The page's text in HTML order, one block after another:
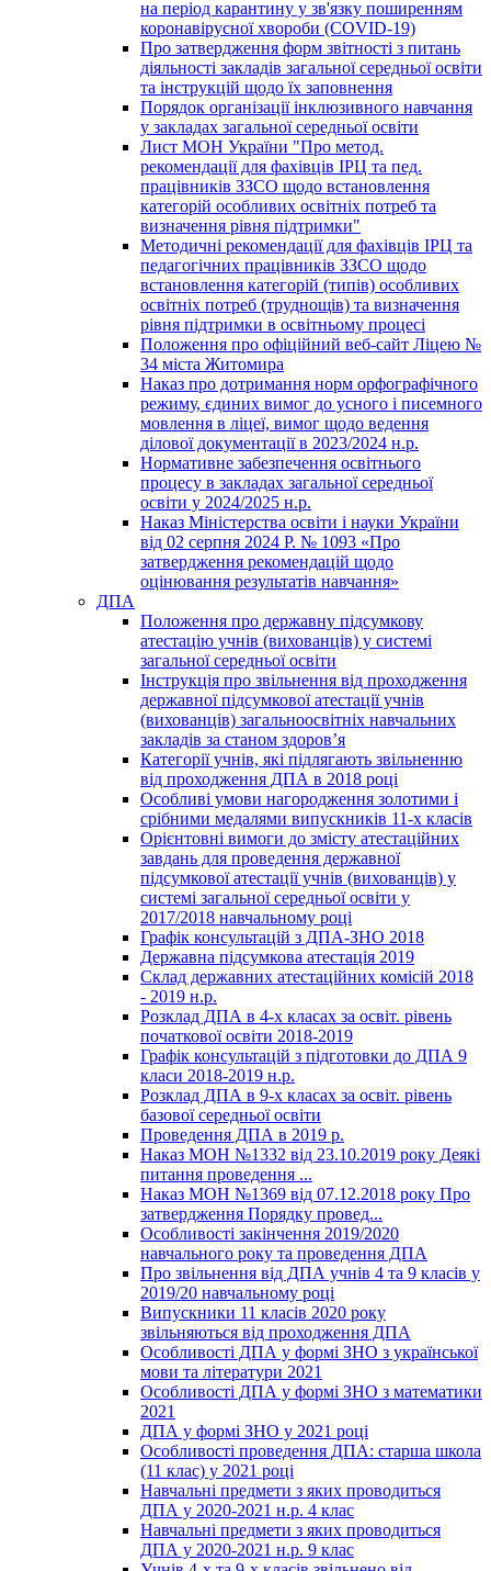
на період карантину у зв'язку поширенням
коронавірусної хвороби (COVID-19)
Про затвердження форм звітності з питань
діяльності закладів загальної середньої освіти
та інструкцій щодо їх заповнення
Порядок організації інклюзивного навчання
у закладах загальної середньої освіти
Лист МОН України "Про метод.
рекомендації для фахівців ІРЦ та пед.
працівників ЗЗСО щодо встановлення
категорій особливих освітніх потреб та
визначення рівня підтримки"
Методичні рекомендації для фахівців ІРЦ та
педагогічних працівників ЗЗСО щодо
встановлення категорій (типів) особливих
освітніх потреб (труднощів) та визначення
рівня підтримки в освітньому процесі
Положення про офіційний веб-сайт Ліцею №
34 міста Житомира
Наказ про дотримання норм орфографічного
режиму, єдиних вимог до усного і писемного
мовлення в ліцеї, вимог щодо ведення
ділової документації в 2023/2024 н.р.
Нормативне забезпечення освітнього
процесу в закладах загальної середньої
освіти у 2024/2025 н.р.
Наказ Міністерства освіти і науки України
від 02 серпня 2024 Р. № 1093 «Про
затвердження рекомендацій щодо
оцінювання результатів навчання»
ДПА
Положення про державну підсумкову
атестацію учнів (вихованців) у системі
загальної середньої освіти
Інструкція про звільнення від проходження
державної підсумкової атестації учнів
(вихованців) загальноосвітніх навчальних
закладів за станом здоров’я
Категорії учнів, які підлягають звільненню
від проходження ДПА в 2018 році
Особливі умови нагородження золотими і
срібними медалями випускників 11-х класів
Орієнтовні вимоги до змісту атестаційних
завдань для проведення державної
підсумкової атестації учнів (вихованців) у
системі загальної середньої освіти у
2017/2018 навчальному році
Графік консультацій з ДПА-ЗНО 2018
Державна підсумкова атестація 2019
Склад державних атестаційних комісій 2018
- 2019 н.р.
Розклад ДПА в 4-х класах за освіт. рівень
початкової освіти 2018-2019
Графік консультацій з підготовки до ДПА 9
класи 2018-2019 н.р.
Розклад ДПА в 9-х класах за освіт. рівень
базової середньої освіти
Проведення ДПА в 2019 р.
Наказ МОН №1332 від 23.10.2019 року Деякі
питання проведення ...
Наказ МОН №1369 від 07.12.2018 року Про
затвердження Порядку провед...
Особливості закінчення 2019/2020
навчального року та проведення ДПА
Про звільнення від ДПА учнів 4 та 9 класів у
2019/20 навчальному році
Випускники 11 класів 2020 року
звільняються від проходження ДПА
Особливості ДПА у формі ЗНО з української
мови та літератури 2021
Особливості ДПА у формі ЗНО з математики
2021
ДПА у формі ЗНО у 2021 році
Особливості проведення ДПА: старша школа
(11 клас) у 2021 році
Навчальні предмети з яких проводиться
ДПА у 2020-2021 н.р. 4 клас
Навчальні предмети з яких проводиться
ДПА у 2020-2021 н.р. 9 клас